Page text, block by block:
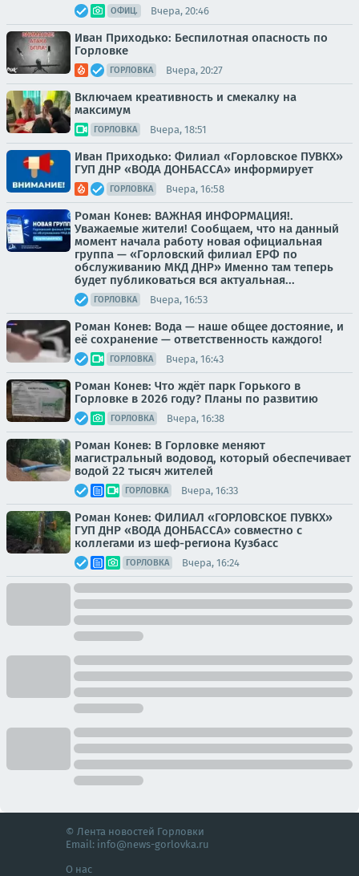
ОФИЦ. Вчера, 20:46
Иван Приходько: Беспилотная опасность по
Горловке
ГОРЛОВКА Вчера, 20:27
Включаем креативность и смекалку на
максимум
ГОРЛОВКА Вчера, 18:51
Иван Приходько: Филиал «Горловское ПУВКХ»
ГУП ДНР «ВОДА ДОНБАССА» информирует
ГОРЛОВКА Вчера, 16:58
Роман Конев: ВАЖНАЯ ИНФОРМАЦИЯ!.
Уважаемые жители! Сообщаем, что на данный
момент начала работу новая официальная
группа — «Горловский филиал ЕРФ по
обслуживанию МКД ДНР» Именно там теперь
будет публиковаться вся актуальная...
ГОРЛОВКА Вчера, 16:53
Роман Конев: Вода — наше общее достояние, и
её сохранение — ответственность каждого!
ГОРЛОВКА Вчера, 16:43
Роман Конев: Что ждёт парк Горького в
Горловке в 2026 году? Планы по развитию
ГОРЛОВКА Вчера, 16:38
Роман Конев: В Горловке меняют
магистральный водовод, который обеспечивает
водой 22 тысяч жителей
ГОРЛОВКА Вчера, 16:33
Роман Конев: ФИЛИАЛ «ГОРЛОВСКОЕ ПУВКХ»
ГУП ДНР «ВОДА ДОНБАССА» совместно с
коллегами из шеф-региона Кузбасс
ГОРЛОВКА Вчера, 16:24
© Лента новостей Горловки
Email: info@news-gorlovka.ru
О нас